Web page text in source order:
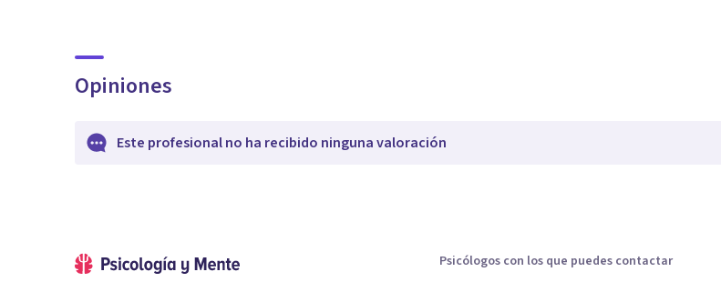
Opiniones
Este profesional no ha recibido ninguna valoración
Psicólogos con los que puedes contactar